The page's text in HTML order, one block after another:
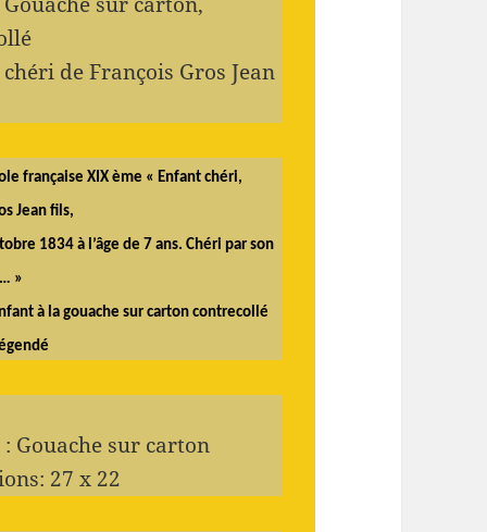
de François Gros Jean
française XIX ème « Enfant chéri,
Jean fils,
1834 à l’âge de 7 ans. Chéri par son
»
à la gouache sur carton contrecollé
Gouache sur carton
27 x 22